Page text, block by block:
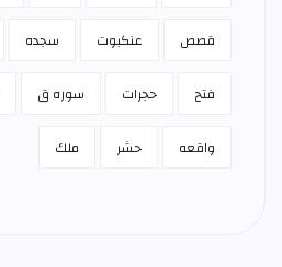
قصص عنكبوت سجده
فتح حجرات سوره ق
واقعه حشر ملك